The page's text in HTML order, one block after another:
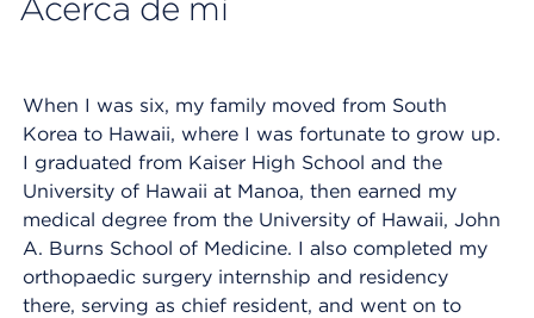
Acerca de mí
When I was six, my family moved from South
Korea to Hawaii, where I was fortunate to grow up.
I graduated from Kaiser High School and the
University of Hawaii at Manoa, then earned my
medical degree from the University of Hawaii, John
A. Burns School of Medicine. I also completed my
orthopaedic surgery internship and residency
there, serving as chief resident, and went on to